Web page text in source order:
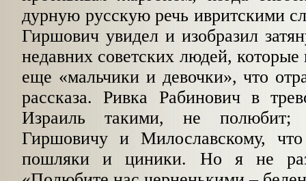
дурную русскую речь ивритскими
Гиршович увидел и изобразил
недавних советских людей, которые
еще «мальчики и девочки», что
рас­сказа. Ривка Рабинович в
Израиль таки­ми, не полюбит;
Гиршовичу и Милославскому,
пошляки и циники. Но я не